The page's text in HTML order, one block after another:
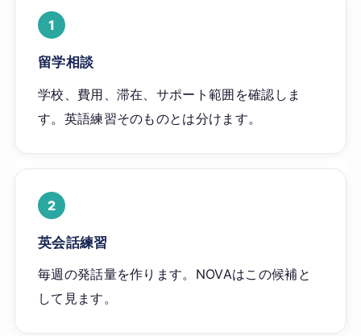
1
留学相談
学校、費用、滞在、サポート範囲を確認しま
す。英語練習そのものとは分けます。
2
英会話練習
毎週の発話量を作ります。NOVAはこの候補と
して見ます。